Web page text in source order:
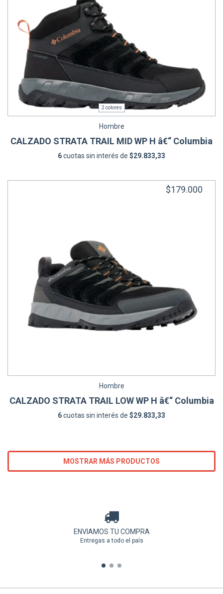
2 colores
Hombre
CALZADO STRATA TRAIL MID WP H â€“ Columbia
6cuotas sin interés de $29.833,33
$179.000
Hombre
CALZADO STRATA TRAIL LOW WP H â€“ Columbia
6cuotas sin interés de $29.833,33
MOSTRAR MÁS PRODUCTOS
ENVIAMOS TU COMPRA
Entregas a todo el país